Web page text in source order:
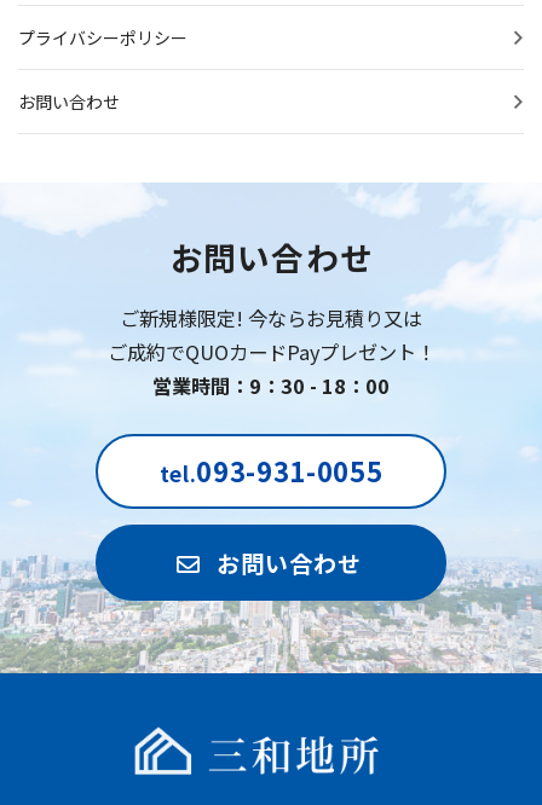
プライバシーポリシー
お問い合わせ
お問い合わせ
ご新規様限定! 今ならお見積り又は
ご成約でQUOカードPayプレゼント！
営業時間：9：30 - 18：00
tel.093-931-0055
お問い合わせ